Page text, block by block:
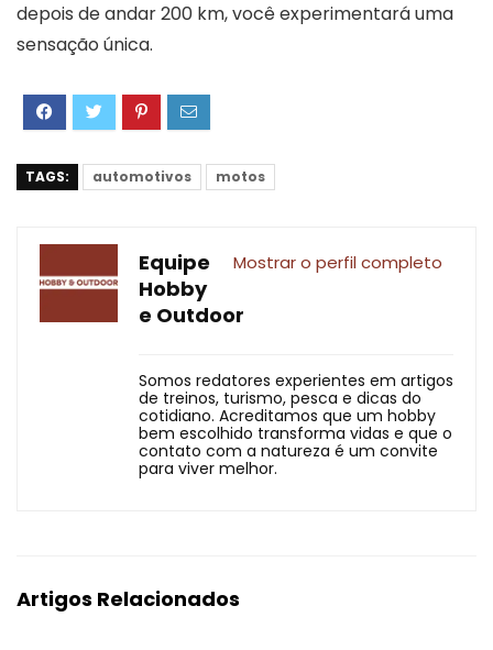
depois de andar 200 km, você experimentará uma
sensação única.
TAGS: automotivos motos
Mostrar o perfil completo
Equipe
Hobby
e Outdoor
Somos redatores experientes em artigos
de treinos, turismo, pesca e dicas do
cotidiano. Acreditamos que um hobby
bem escolhido transforma vidas e que o
contato com a natureza é um convite
para viver melhor.
Artigos Relacionados